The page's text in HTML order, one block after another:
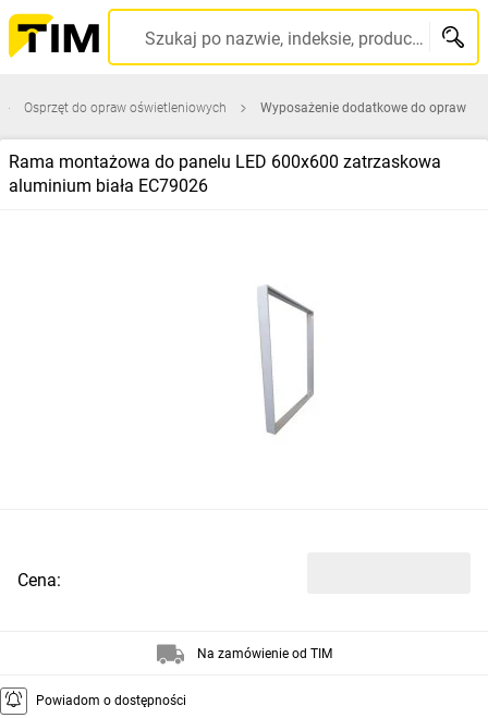
Szukaj po nazwie, indeksie, producencie, kodzie kreskowym...
Osprzęt do opraw oświetleniowych Wyposażenie dodatkowe do opraw
Rama montażowa do panelu LED 600x600 zatrzaskowa
aluminium biała EC79026
Cena:
Na zamówienie od TIM
Powiadom o dostępności